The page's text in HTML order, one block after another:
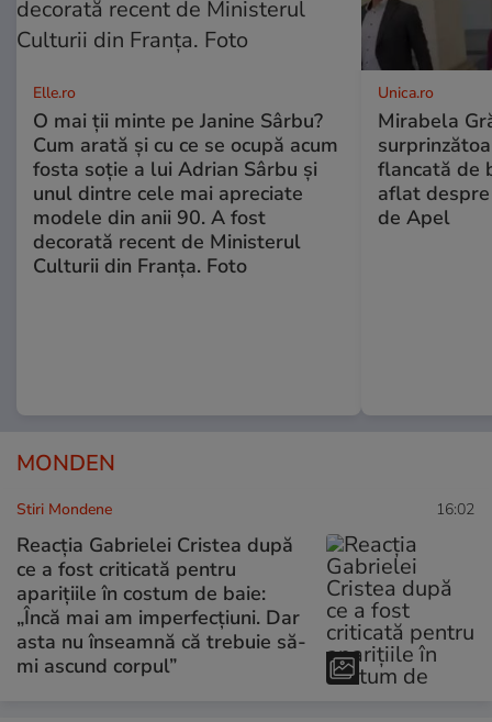
Elle.ro
O mai ții minte pe Janine Sârbu?
Cum arată și cu ce se ocupă acum
fosta soție a lui Adrian Sârbu și
unul dintre cele mai apreciate
modele din anii 90. A fost
decorată recent de Ministerul
Culturii din Franța. Foto
Unica.ro
Mirabela
flancată de
aflat
de Apel
MONDEN
Stiri Mondene 16:02
Reacția Gabrielei Cristea după
ce a fost criticată pentru
aparițiile în costum de baie:
„Încă mai am imperfecțiuni. Dar
asta nu înseamnă că trebuie să-
mi ascund corpul”